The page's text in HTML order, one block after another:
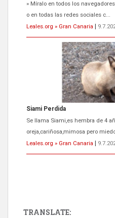
» Míralo en todos los
o en todas las redes sociales c...
Leales.org » Gran Canaria
Siami Perdida
Se llama Siami,es hembra de 4
oreja,cariñosa,mimosa pero
Leales.org » Gran Canaria
TRANSLATE: